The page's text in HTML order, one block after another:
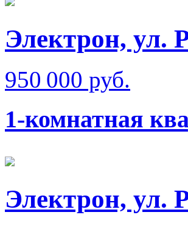
Электрон, ул.
950 000 руб.
1-комнатная
Электрон, ул.